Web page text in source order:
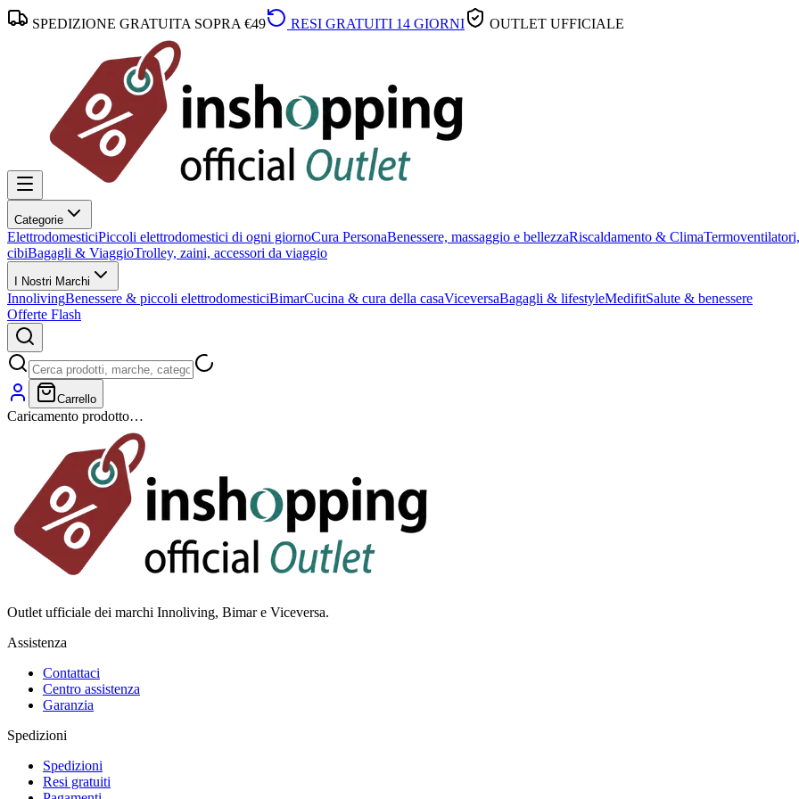
SPEDIZIONE GRATUITA SOPRA €49 RESI GRATUITI 14 GIORNI OUTLET UFFICIALE
Categorie
ElettrodomesticiPiccoli elettrodomestici di ogni giornoCura PersonaBenessere, massaggio e bellezzaRiscaldamento & Clima
cibiBagagli & ViaggioTrolley, zaini, accessori da viaggio
I Nostri Marchi
InnolivingBenessere & piccoli elettrodomesticiBimarCucina & cura della casaViceversaBagagli & lifestyleMedifitSalute & benessere
Offerte Flash
Carrello
Caricamento prodotto…
Outlet ufficiale dei marchi Innoliving, Bimar e Viceversa.
Assistenza
Contattaci
Centro assistenza
Garanzia
Spedizioni
Spedizioni
Resi gratuiti